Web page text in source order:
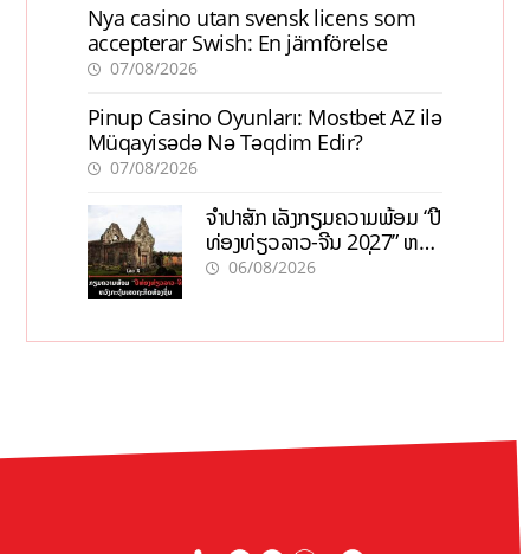
Nya casino utan svensk licens som
accepterar Swish: En jämförelse
07/08/2026
Pinup Casino Oyunları: Mostbet AZ ilə
Müqayisədə Nə Təqdim Edir?
07/08/2026
ຈຳປາສັກ ເລັ່ງກຽມຄວາມພ້ອມ “ປີ
ທ່ອງທ່ຽວລາວ-ຈີນ 2027” ຫວັງ
ກະຕຸ້ນເສດຖະກິດທ້ອງຖິ່ນ
06/08/2026